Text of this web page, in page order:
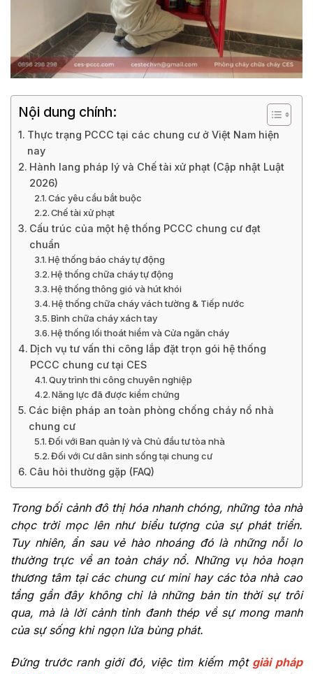
Nội dung chính:
Thực trạng PCCC tại các chung cư ở Việt Nam hiện
nay
Hành lang pháp lý và Chế tài xử phạt (Cập nhật Luật
2026)
Các yêu cầu bắt buộc
Chế tài xử phạt
Cấu trúc của một hệ thống PCCC chung cư đạt
chuẩn
Hệ thống báo cháy tự động
Hệ thống chữa cháy tự động
Hệ thống thông gió và hút khói
Hệ thống chữa cháy vách tường & Tiếp nước
Bình chữa cháy xách tay
Hệ thống lối thoát hiểm và Cửa ngăn cháy
Dịch vụ tư vấn thi công lắp đặt trọn gói hệ thống
PCCC chung cư tại CES
Quy trình thi công chuyên nghiệp
Năng lực đã được kiểm chứng
Các biện pháp an toàn phòng chống cháy nổ nhà
chung cư
Đối với Ban quản lý và Chủ đầu tư tòa nhà
Đối với Cư dân sinh sống tại chung cư
Câu hỏi thường gặp (FAQ)
Trong bối cảnh đô thị hóa nhanh chóng, những tòa nhà
chọc trời mọc lên như biểu tượng của sự phát triển.
Tuy nhiên, ẩn sau vẻ hào nhoáng đó là những nỗi lo
thường trực về an toàn cháy nổ. Những vụ hỏa hoạn
thương tâm tại các chung cư mini hay các tòa nhà cao
tầng gần đây không chỉ là những bản tin thời sự trôi
qua, mà là lời cảnh tỉnh đanh thép về sự mong manh
của sự sống khi ngọn lửa bùng phát.
Đứng trước ranh giới đó, việc tìm kiếm một giải pháp